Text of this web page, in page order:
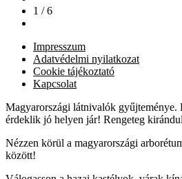
1 / 6
Impresszum
Adatvédelmi nyilatkozat
Cookie tájékoztató
Kapcsolat
Magyarországi látnivalók gyűjteménye.
érdeklik jó helyen jár! Rengeteg
Nézzen körül a magyarországi
között!